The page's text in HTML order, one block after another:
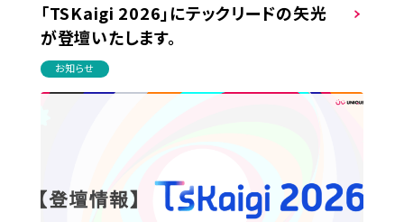
「TSKaigi 2026」にテックリードの矢光
が登壇いたします。
お知らせ